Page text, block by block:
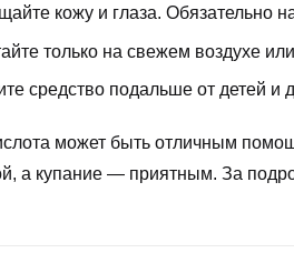
кожу и глаза. Обязательно
только на свежем воздухе
средство подальше от детей и
может быть отличным
а купание — приятным. За